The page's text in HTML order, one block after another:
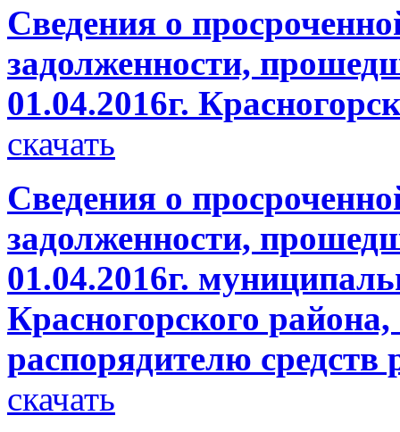
Сведения о
задолженности,
01.04.2016г.
скачать
Сведения о
задолженности,
01.04.2016г.
Красногорского
распорядителю средств
скачать